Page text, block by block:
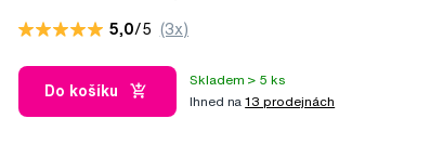
5,0/5 (3x)
Do košíku
Skladem > 5 ks
Ihned na13 prodejnách